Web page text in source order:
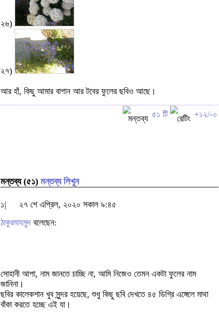
২৬)
২৭)
আর হাঁ, কিছু আমার বাগান আর টবের ফুলের ছবিও আছে।
৫১ টি +১২/-০
মন্তব্য (৫১) মন্তব্য লিখুন
১|
২৭ শে এপ্রিল, ২০২০ সকাল ৯:৪৫
ঠাকুরমাহমুদ বলেছেন:
সোহানী আপা, নাম জানতে চাচ্ছি না, আমি নিজেও তেমন একটা ফুলের নাম
জানিনা।
ছবির কালেকশান খুব সুন্দর হয়েছে, শুধু কিছু ছবি দেখতে ৪৫ ডিগ্রি এঙ্গেলে মাথা
বাঁকা করতে হচ্ছে এই যা।